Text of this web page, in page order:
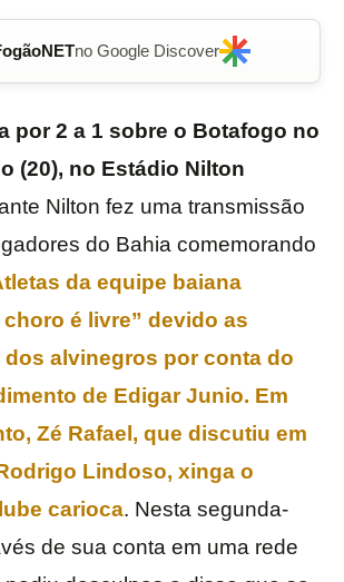
no Google Discover
por 2 a 1 sobre o Botafogo no
(20), no Estádio Nilton
Nilton fez uma transmissão
do Bahia comemorando
da equipe baiana
é livre” devido as
dos alvinegros por conta do
de Edigar Junio. Em
Zé Rafael, que discutiu em
Lindoso, xinga o
carioca. Nesta segunda-
de sua conta em uma rede